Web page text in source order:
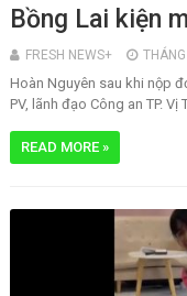
Bồng Lai kiện
FRESH NEWS+
Hoàn Nguyên sau khi nộp
PV, lãnh đạo Công an TP. Vị
READ MORE »